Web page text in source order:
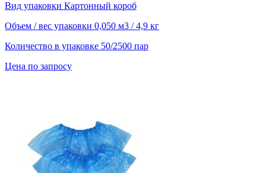
Вид упаковки Картонный короб
Объем / вес упаковки 0,050 м3 / 4,9 кг
Количество в упаковке 50/2500 пар
Цена по запросу